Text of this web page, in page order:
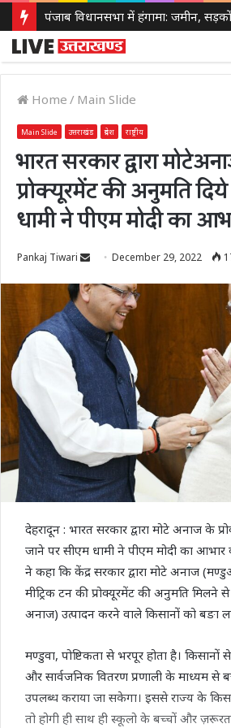
Home / Main Slide
Main Slide उत्तराखंड प्रदेश राष्ट्रीय
भारत सरकार द्वारा
प्रोक्यूरमेंट की अनुमति
धामी ने पीएम मोदी का
Pankaj Tiwari
Send
email
December 29, 2022
देहरादून : भारत सरकार द्वारा मोटे अनाज के
जाने पर सीएम धामी ने पीएम मोदी का आभार
ने कहा कि केंद्र सरकार द्वारा मोटे अनाज
मीट्रिक टन की प्रोक्यूरमेंट की अनुमति मिलने
अनाज) उत्पादन करने वाले किसानों को बङा
मण्डुवा, पोष्टिकता से भरपूर होता है।
और सार्वजनिक वितरण प्रणाली के माध्यम से
उपलब्ध कराया जा सकेगा। इससे राज्य के
तो होगी ही साथ ही स्कूलो के बच्चों और